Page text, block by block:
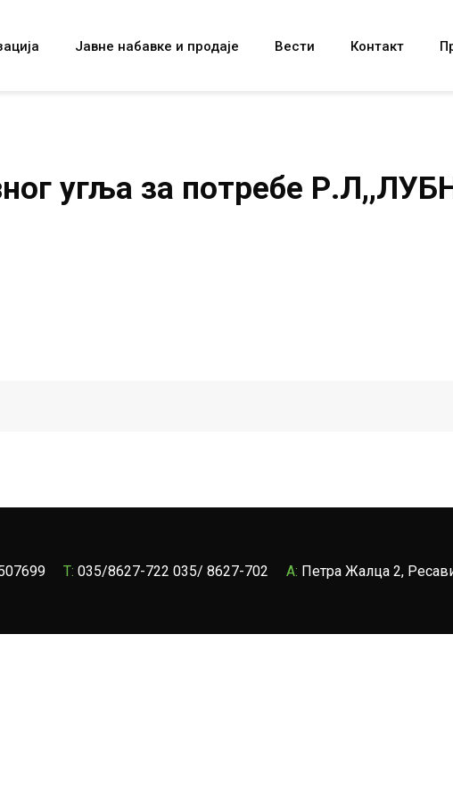
Јавне набавке и продаје Вести Контакт
угља за потребе
T: 035/8627-722 035/ 8627-702 A: Петра Жалца 2,